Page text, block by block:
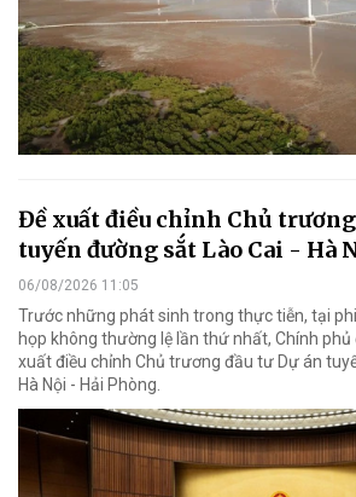
Đề xuất điều chỉnh Chủ trương
tuyến đường sắt Lào Cai - Hà
06/08/2026 11:05
Trước những phát sinh trong thực tiễn, tại
họp không thường lệ lần thứ nhất, Chính phủ
xuất điều chỉnh Chủ trương đầu tư Dự án
Hà Nội - Hải Phòng.